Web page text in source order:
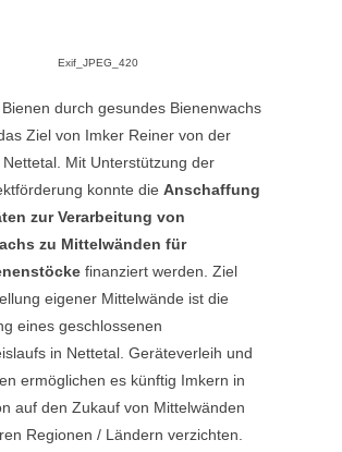
Exif_JPEG_420
durch gesundes Bienenwachs
Ziel von Imker Reiner von der
Nettetal. Mit Unterstützung der
konnte die Anschaffung
zur Verarbeitung von
zu Mittelwänden für
finanziert werden. Ziel
eigener Mittelwände ist die
eines geschlossenen
in Nettetal. Geräteverleih und
ermöglichen es künftig Imkern in
auf den Zukauf von Mittelwänden
Regionen / Ländern verzichten.